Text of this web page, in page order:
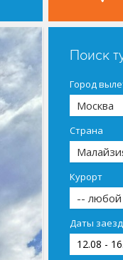
Поиск
Город
Москва
Страна
Курорт
--
Даты
12.08 -